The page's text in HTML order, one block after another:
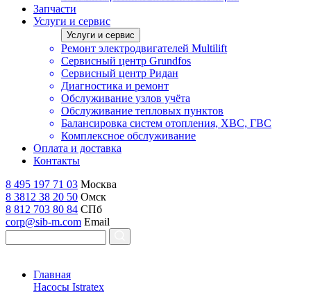
Запчасти
Услуги и сервис
Услуги и сервис
Ремонт электродвигателей Multilift
Сервисный центр Grundfos
Сервисный центр Ридан
Диагностика и ремонт
Обслуживание узлов учёта
Обслуживание тепловых пунктов
Балансировка систем отопления, ХВС, ГВС
Комплексное обслуживание
Оплата и доставка
Контакты
8 495 197 71 03 Москва
8 3812 38 20 50 Омск
8 812 703 80 84 СПб
corp@sib-m.com Email
Главная
Насосы Istratex